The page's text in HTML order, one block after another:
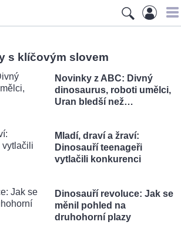
s klíčovým slovem
Novinky z ABC: Divný
dinosaurus, roboti umělci,
Uran bledší než…
Mladí, draví a žraví:
Dinosauří teenageři
vytlačili konkurenci
Dinosauří revoluce: Jak se
měnil pohled na
druhohorní plazy